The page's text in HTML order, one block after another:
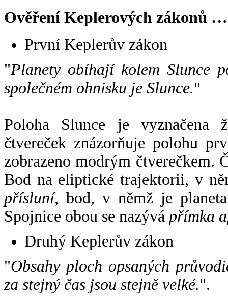
Ověření Keplerových zákonů …
První Keplerův zákon
"Planety obíhají kolem Slunce
společném ohnisku je Slunce."
Poloha Slunce je vyznačena
čtvereček znázorňuje polohu
zobrazeno modrým čtverečkem.
Bod na eliptické trajektorii, v
přísluní, bod, v němž je
Spojnice obou se nazývá přímka
Druhý Keplerův zákon
"Obsahy ploch opsaných
za stejný čas jsou stejně velké.".